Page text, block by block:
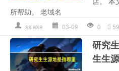
所帮助。 老域名
sslake 03-09 0
研究
生生源